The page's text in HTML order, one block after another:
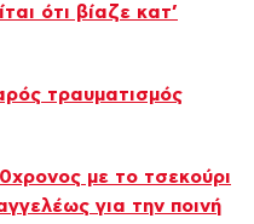
ότι βίαζε κατ’
τραυματισμός
με το τσεκούρι
για την ποινή